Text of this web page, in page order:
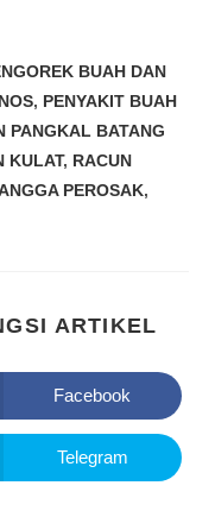
BUAH DAN
, PENYAKIT BUAH
PANGKAL BATANG
KULAT, RACUN
PEROSAK,
ARTIKEL
Facebook
Telegram